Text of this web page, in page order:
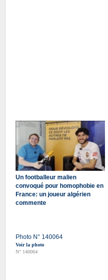
Un footballeur malien
convoqué pour homophobie en
France: un joueur algérien
commente
Photo N° 140064
Voir la photo
N° 140064